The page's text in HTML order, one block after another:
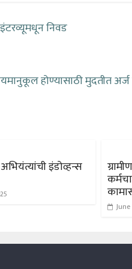
इंटरव्यूमधून निवड
होण्यासाठी मुदतीत
इंडोव्हन्स